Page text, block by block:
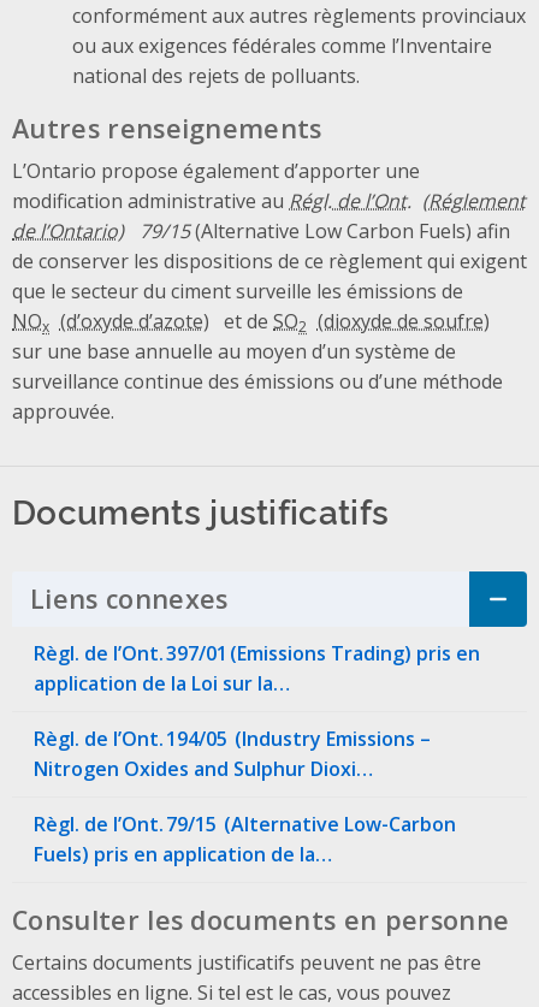
conformément aux autres règlements provinciaux
ou aux exigences fédérales comme l’Inventaire
national des rejets de polluants.
Autres renseignements
L’Ontario propose également d’apporter une
modification administrative au Régl. de l’Ont.
79/15(Alternative Low Carbon Fuels) afin
de conserver les dispositions de ce règlement qui exigent
que le secteur du ciment surveille les émissions de
NOx et deSO2
sur une base annuelle au moyen d’un système de
surveillance continue des émissions ou d’une méthode
approuvée.
Documents justificatifs
Liens connexes Click to Expand
Règl. de l’Ont. 397/01 (Emissions Trading) pris en
application de la Loi sur la…
Règl. de l’Ont. 194/05 (Industry Emissions –
Nitrogen Oxides and Sulphur Dioxi…
Règl. de l’Ont. 79/15 (Alternative Low-Carbon
Fuels) pris en application de la…
Consulter les documents en personne
Certains documents justificatifs peuvent ne pas être
accessibles en ligne. Si tel est le cas, vous pouvez